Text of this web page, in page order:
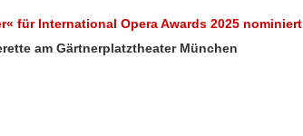
für International Opera Awards 2025 nominiert
am Gärtnerplatztheater München